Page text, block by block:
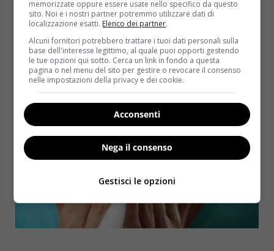
di anticipare la puntura al mese di ottobre. Il
consiglio vale soprattutto per gli over 65, i bambini
con più di 6 mesi e i soggetti già afflitti da altre
patologie.
memorizzate oppure essere usate nello specifico da questo
sito. Noi e i nostri partner potremmo utilizzare dati di
localizzazione esatti. Elenco dei partner.
Alcuni fornitori potrebbero trattare i tuoi dati personali sulla
base dell'interesse legittimo, al quale puoi opporti gestendo
le tue opzioni qui sotto. Cerca un link in fondo a questa
pagina o nel menu del sito per gestire o revocare il consenso
nelle impostazioni della privacy e dei cookie.
Acconsenti
Nega il consenso
Gestisci le opzioni